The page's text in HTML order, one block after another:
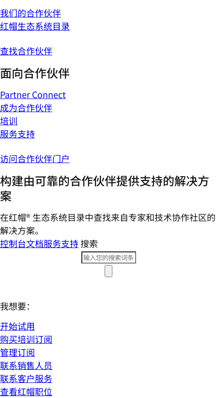
我们的合作伙伴
红帽生态系统目录
查找合作伙伴
面向合作伙伴
Partner Connect
成为合作伙伴
培训
服务支持
访问合作伙伴门户
构建由可靠的合作伙伴提供支持的解决方
案
在红帽® 生态系统目录中查找来自专家和技术协作社区的
解决方案。
控制台文档服务支持搜索
我想要：
开始试用
购买培训订阅
管理订阅
联系销售人员
联系客户服务
查看红帽职位